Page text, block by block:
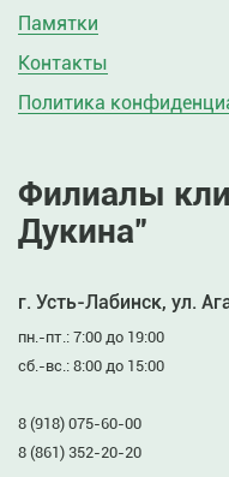
Памятки
Контакты
Политика
Филиалы
Дукина”
г. Усть-Лабинск, ул.
пн.-пт.: 7:00 до 19:00
сб.-вс.: 8:00 до 15:00
8 (918) 075-60-00
8 (861) 352-20-20